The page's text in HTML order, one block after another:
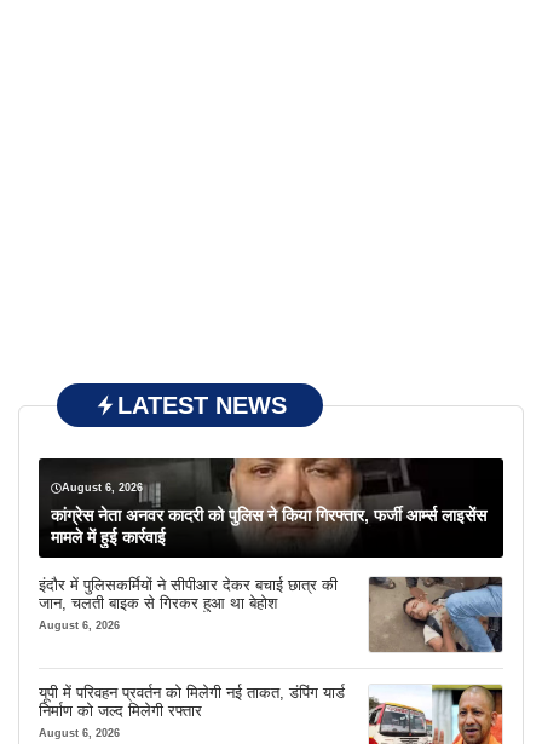
LATEST NEWS
August 6, 2026
कांग्रेस नेता अनवर कादरी को पुलिस ने किया गिरफ्तार, फर्जी आर्म्स लाइसेंस
मामले में हुई कार्रवाई
इंदौर में पुलिसकर्मियों ने सीपीआर देकर बचाई छात्र की
जान, चलती बाइक से गिरकर हुआ था बेहोश
August 6, 2026
यूपी में परिवहन प्रवर्तन को मिलेगी नई ताकत, डंपिंग यार्ड
निर्माण को जल्द मिलेगी रफ्तार
August 6, 2026